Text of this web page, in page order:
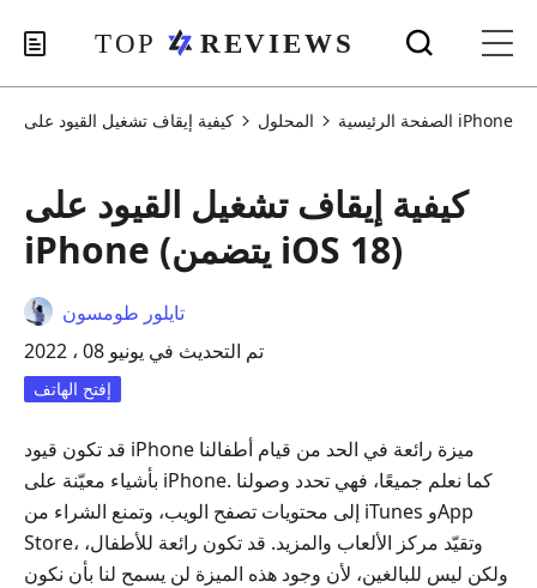
الصفحة الرئيسية المحلول كيفية إيقاف تشغيل القيود على iPhone
كيفية إيقاف تشغيل القيود على
iPhone (يتضمن iOS 18)
تايلور طومسون
تم التحديث في يونيو 08 ، 2022
إفتح الهاتف
قد تكون قيود iPhone ميزة رائعة في الحد من قيام أطفالنا
بأشياء معيّنة على iPhone. كما نعلم جميعًا، فهي تحدد وصولنا
إلى محتويات تصفح الويب، وتمنع الشراء من iTunes وApp
Store، وتقيّد مركز الألعاب والمزيد. قد تكون رائعة للأطفال،
ولكن ليس للبالغين، لأن وجود هذه الميزة لن يسمح لنا بأن نكون